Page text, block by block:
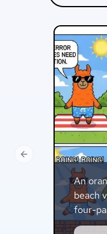
An
beach
four-
strip.
Previous slide